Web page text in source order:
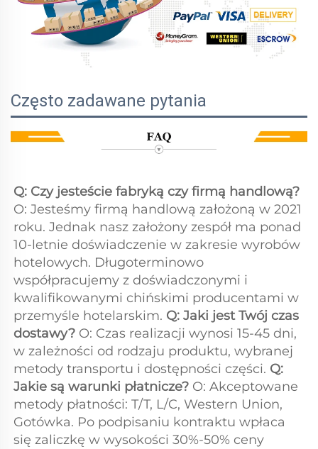
Często zadawane pytania
O: Jesteśmy firmą handlową założoną w 2021
roku. Jednak nasz założony zespół ma ponad
10-letnie doświadczenie w zakresie wyrobów
hotelowych. Długoterminowo
współpracujemy z doświadczonymi i
kwalifikowanymi chińskimi producentami w
przemyśle hotelarskim. Q: Jaki jest Twój czas
dostawy? O: Czas realizacji wynosi 15-45 dni,
w zależności od rodzaju produktu, wybranej
metody transportu i dostępności części. Q:
Jakie są warunki płatnicze? O: Akceptowane
metody płatności: T/T, L/C, Western Union,
Gotówka. Po podpisaniu kontraktu wpłaca
się zaliczkę w wysokości 30%-50% ceny